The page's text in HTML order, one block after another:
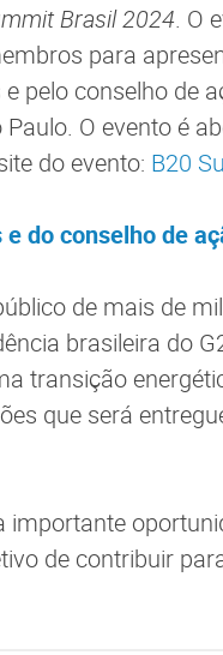
Brasil 2024. O
para
pelo conselho de
O evento é
do evento: B20
do conselho de
de mais de
brasileira do
transição
que será
importante
de contribuir